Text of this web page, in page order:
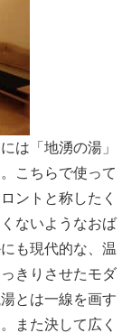
は「地湧の湯」
こちらで使って
ントと称したく
ないようなおば
も現代的な、温
きりさせたモダ
とは一線を画す
また決して広く